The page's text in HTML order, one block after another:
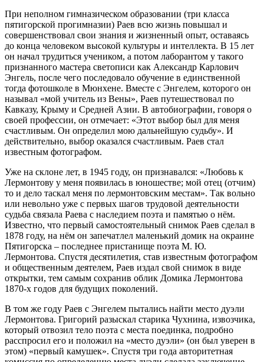
При неполном гимназическом образовании (три класса
пятигорской прогимназии) Раев всю жизнь повышал и
совершенствовал свои знания и жизненный опыт, оставаясь
до конца человеком высокой культуры и интеллекта. В 15 лет
он начал трудиться учеником, а потом лаборантом у такого
признанного мастера светописи как Александр Карлович
Энгель, после чего последовало обучение в единственной
тогда фотошколе в Мюнхене. Вместе с Энгелем, которого он
называл «мой учитель из Вены», Раев путешествовал по
Кавказу, Крыму и Средней Азии. В автобиографии, говоря о
своей профессии, он отмечает: «Этот выбор был для меня
счастливым. Он определил мою дальнейшую судьбу». И
действительно, выбор оказался счастливым. Раев стал
известным фотографом.
Уже на склоне лет, в 1945 году, он признавался: «Любовь к
Лермонтову у меня появилась в юношестве; мой отец (отчим)
то и дело таскал меня по лермонтовским местам». Так вольно
или невольно уже с первых шагов трудовой деятельности
судьба связала Раева с наследием поэта и памятью о нём.
Известно, что первый самостоятельный снимок Раев сделал в
1878 году, на нём он запечатлел маленький домик на окраине
Пятигорска – последнее пристанище поэта М. Ю.
Лермонтова. Спустя десятилетия, став известным фотографом
и общественным деятелем, Раев издал свой снимок в виде
открытки, тем самым сохранив облик Домика Лермонтова
1870-х годов для будущих поколений.
В том же году Раев с Энгелем пытались найти место дуэли
Лермонтова. Григорий разыскал старика Чухнина, извозчика,
который отвозил тело поэта с места поединка, подробно
расспросил его и положил на «место дуэли» (он был уверен в
этом) «первый камушек». Спустя три года авторитетная